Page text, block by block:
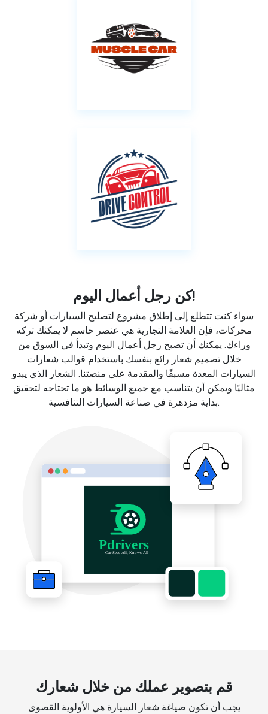
كن رجل أعمال اليوم!
سواء كنت تتطلع إلى إطلاق مشروع لتصليح السيارات أو شركة
محركات، فإن العلامة التجارية هي عنصر حاسم لا يمكنك تركه
وراءك. يمكنك أن تصبح رجل أعمال اليوم وتبدأ في السوق من
خلال تصميم شعار رائع بنفسك باستخدام قوالب شعارات
السيارات المعدة مسبقًا والمقدمة على منصتنا. الشعار الذي يبدو
مثاليًا ويمكن أن يتناسب مع جميع الوسائط هو ما تحتاجه لتحقيق
بداية مزدهرة في صناعة السيارات التنافسية.
قم بتصوير عملك من خلال شعارك
يجب أن تكون صياغة شعار السيارة هي الأولوية القصوى